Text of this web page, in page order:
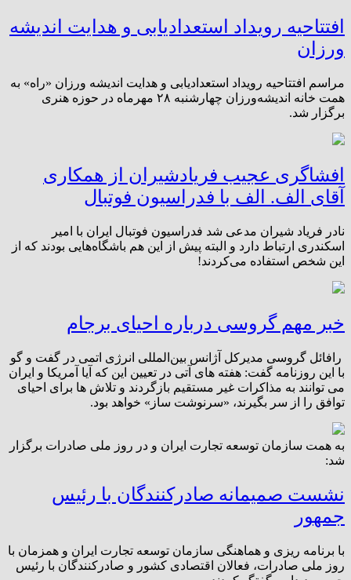
افتتاحیه رویداد استعدادیابی و هدایت اندیشه
ورزان
مراسم افتتاحیه رویداد استعدادیابی و هدایت اندیشه ورزان «راه» به
همت خانه اندیشه‌ورزان چهارشنبه ۲۸ مهرماه در حوزه هنری
برگزار شد.
افشاگری عجیب فریادشیران از همکاری
آقای الف. الف با فدراسیون فوتبال
نادر فریاد شیران مدعی شد فدراسیون فوتبال ایران با امیر
اسکندری ارتباط دارد و البته پیش از این هم باشگاه‌هایی بودند که از
این شخص استفاده می‌کردند!
خبر مهم گروسی درباره احیای برجام
رافائل گروسی مدیرکل آژانس بین‌المللی انرژی اتمی در گفت و گو
با این روزنامه گفت: هفته های آتی در تعیین این که آیا آمریکا و ایران
می توانند به مذاکرات غیر مستقیم بازگردند و تلاش ها برای احیای
توافق را از سر بگیرند، «سرنوشت ساز» خواهد بود.
به همت سازمان توسعه تجارت ایران و در روز ملی صادرات برگزار
شد:
نشست صمیمانه صادرکنندگان با رئیس
جمهور
با برنامه ریزی و هماهنگی سازمان توسعه تجارت ایران و همزمان با
روز ملی صادرات، فعالان اقتصادی کشور و صادرکنندگان با رئیس